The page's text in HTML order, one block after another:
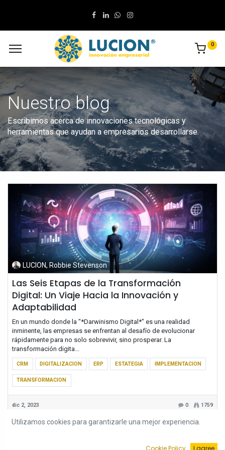
0
Nuestro blog
Escribimos acerca de innovaciones tecnológicas y
herramientas que ayudan a empresarios desarrollarse.
LUCION, Robbie Stevenson
Las Seis Etapas de la Transformación
Digital: Un Viaje Hacia la Innovación y
Adaptabilidad
En un mundo donde la "*Darwinismo Digital*" es una realidad
inminente, las empresas se enfrentan al desafío de evolucionar
rápidamente para no solo sobrevivir, sino prosperar. La
transformación digita...
CRM DIGITALIZACION ERP ESTATEGIA IMPLEMENTACION
TRANSFORMACION
dic 2, 2023 0 1759
Utilizamos cookies para garantizarle una mejor experiencia.
Cookie Policy I agree